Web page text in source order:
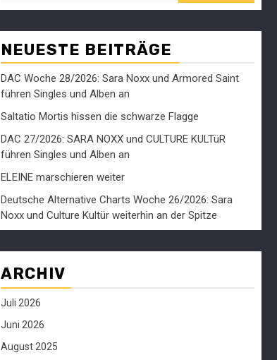
NEUESTE BEITRÄGE
DAC Woche 28/2026: Sara Noxx und Armored Saint
führen Singles und Alben an
Saltatio Mortis hissen die schwarze Flagge
DAC 27/2026: SARA NOXX und CULTURE KULTüR
führen Singles und Alben an
ELEINE marschieren weiter
Deutsche Alternative Charts Woche 26/2026: Sara
Noxx und Culture Kultür weiterhin an der Spitze
ARCHIV
Juli 2026
Juni 2026
August 2025